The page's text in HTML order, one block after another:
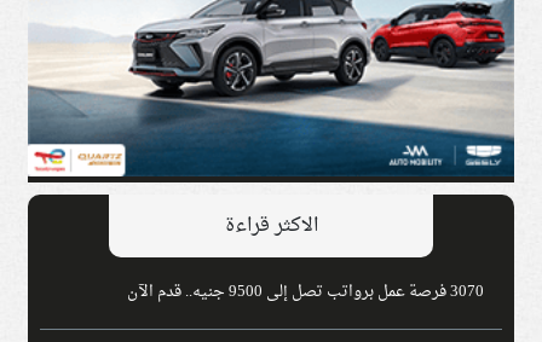
الاكثر قراءة
3070 فرصة عمل برواتب تصل إلى 9500 جنيه.. قدم الآن